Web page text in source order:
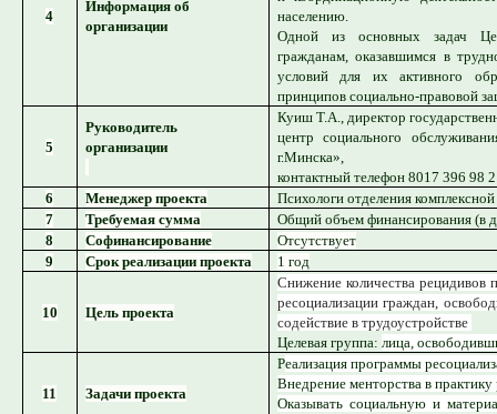
4
Информация об
организации
населению.
Одной из основных задач
гражданам, оказавшимся в
условий для их активного
принципов социально-правовой
5
Руководитель
организации
Куиш Т.А., директор
центр социального
г.Минска»,
контактный телефон 8017 396 98
6
Менеджер проекта
Психологи отделения
7
Требуемая сумма
Общий объем финансирования (в
8
Софинансирование
Отсутствует
9
Срок реализации проекта 1 год
10 Цель проекта
Снижение количества рецидивов
ресоциализации граждан,
содействие в трудоустройстве
Целевая группа: лица,
11 Задачи проекта
Реализация программы
Внедрение менторства в
Оказывать социальную и